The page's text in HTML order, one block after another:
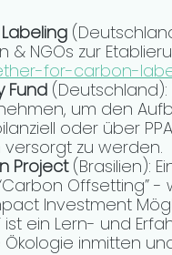
& NGOs zur
for-carbon-
Fund
um den
oder über
versorgt zu werden.
Project (Brasilien):
Offsetting”
Investment
ist ein Lern- und
inmitten